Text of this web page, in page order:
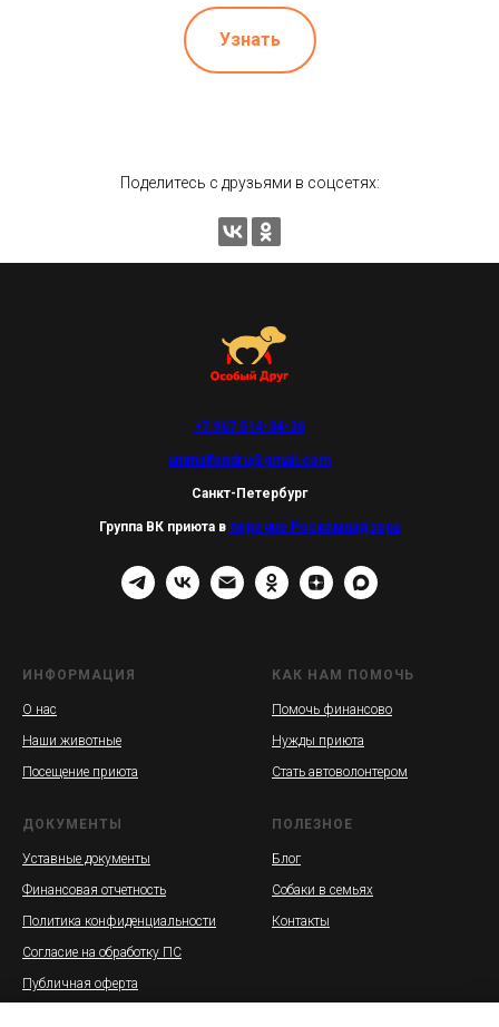
Узнать
Поделитесь с друзьями в соцсетях:
+7 967 514-34-36
animalfondru@gmail.com
Санкт-Петербург
Группа ВК приюта в перечне Роскомнадзора
ИНФОРМАЦИЯ
О нас
Наши животные
Посещение приюта
КАК НАМ ПОМОЧЬ
Помочь финансово
Нужды приюта
Стать автоволонтером
ДОКУМЕНТЫ
Уставные документы
Финансовая отчетность
Политика конфиденциальности
Согласие на обработку ПС
Публичная оферта
ПОЛЕЗНОЕ
Блог
Собаки в семьях
Контакты